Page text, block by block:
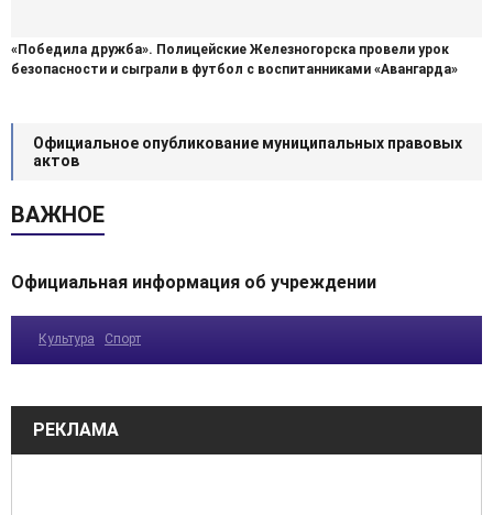
«Победила дружба». Полицейские Железногорска провели урок
безопасности и сыграли в футбол с воспитанниками «Авангарда»
Официальное опубликование муниципальных правовых
актов
ВАЖНОЕ
Официальная информация об учреждении
Культура Спорт
РЕКЛАМА